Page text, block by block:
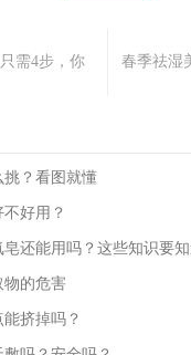
需4步，你
春季祛湿
挑？看图就懂
好用？
还能用吗？这些知识要知
物的危害
挤掉吗？